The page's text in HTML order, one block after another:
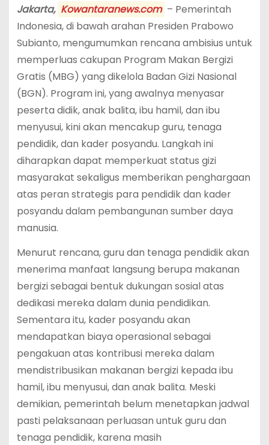
Jakarta, Kowantaranews.com – Pemerintah
Indonesia, di bawah arahan Presiden Prabowo
Subianto, mengumumkan rencana ambisius untuk
memperluas cakupan Program Makan Bergizi
Gratis (MBG) yang dikelola Badan Gizi Nasional
(BGN). Program ini, yang awalnya menyasar
peserta didik, anak balita, ibu hamil, dan ibu
menyusui, kini akan mencakup guru, tenaga
pendidik, dan kader posyandu. Langkah ini
diharapkan dapat memperkuat status gizi
masyarakat sekaligus memberikan penghargaan
atas peran strategis para pendidik dan kader
posyandu dalam pembangunan sumber daya
manusia.
Menurut rencana, guru dan tenaga pendidik akan
menerima manfaat langsung berupa makanan
bergizi sebagai bentuk dukungan sosial atas
dedikasi mereka dalam dunia pendidikan.
Sementara itu, kader posyandu akan
mendapatkan biaya operasional sebagai
pengakuan atas kontribusi mereka dalam
mendistribusikan makanan bergizi kepada ibu
hamil, ibu menyusui, dan anak balita. Meski
demikian, pemerintah belum menetapkan jadwal
pasti pelaksanaan perluasan untuk guru dan
tenaga pendidik, karena masih